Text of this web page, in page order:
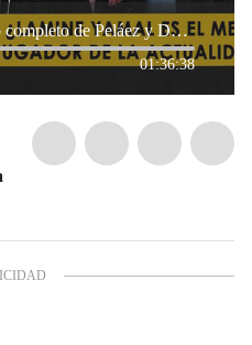
Escuche aquí el audio completo de Peláez y De Francisco de este 2 de mayo de 2025
01:36:38